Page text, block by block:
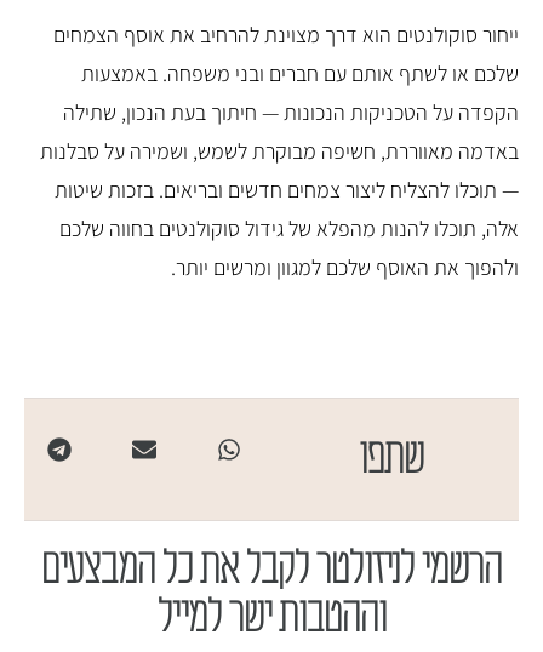
ייחור סוקולנטים הוא דרך מצוינת להרחיב את אוסף הצמחים
שלכם או לשתף אותם עם חברים ובני משפחה. באמצעות
הקפדה על הטכניקות הנכונות — חיתוך בעת הנכון, שתילה
באדמה מאווררת, חשיפה מבוקרת לשמש, ושמירה על סבלנות
— תוכלו להצליח ליצור צמחים חדשים ובריאים. בזכות שיטות
אלה, תוכלו להנות מהפלא של גידול סוקולנטים בחווה שלכם
ולהפוך את האוסף שלכם למגוון ומרשים יותר.
שתפו
הרשמי לניזולטר לקבל את כל המבצעים
וההטבות ישר למייל